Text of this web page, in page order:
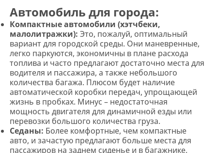
Автомобиль для города:
Компактные автомобили (хэтчбеки,
малолитражки): Это, пожалуй, оптимальный
вариант для городской среды. Они маневренные,
легко паркуются, экономичны в плане расхода
топлива и часто предлагают достаточно места для
водителя и пассажира, а также небольшого
количества багажа. Плюсом будет наличие
автоматической коробки передач, упрощающей
жизнь в пробках. Минус – недостаточная
мощность двигателя для динамичной езды или
перевозки большого количества груза.
Седаны: Более комфортные, чем компактные
авто, и зачастую предлагают больше места для
пассажиров на заднем сиденье и в багажнике.